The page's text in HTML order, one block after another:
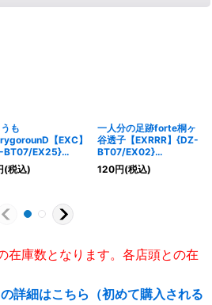
も
【EXC】
BT07/EX25}
》
(税込)
一人分の足跡forte桐ヶ
谷透子【EXRRR】{DZ-
BT07/EX02}
《BanGDream!》
120円(税込)
在庫数となります。各店頭との在
詳細はこちら（初めて購入される